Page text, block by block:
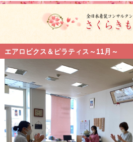
エアロビクス＆ピラティス～11月～